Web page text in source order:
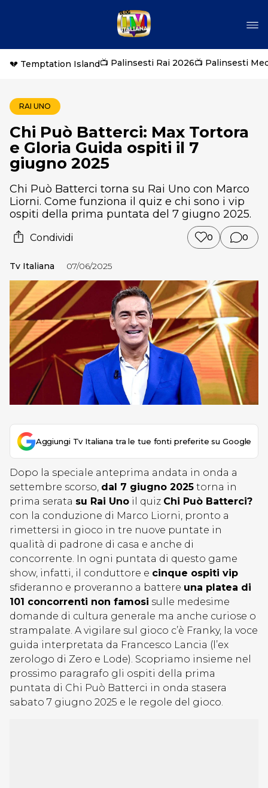
💔 Temptation Island📺 Palinsesti Rai 2026📺 Palinsesti
RAI UNO
Chi Può Batterci: Max Tortora
e Gloria Guida ospiti il 7
giugno 2025
Chi Può Batterci torna su Rai Uno con Marco
Liorni. Come funziona il quiz e chi sono i vip
ospiti della prima puntata del 7 giugno 2025.
Condividi 0 0
Tv Italiana 07/06/2025
Aggiungi Tv Italiana tra le tue fonti preferite su Google
Dopo la speciale anteprima andata in onda a
settembre scorso, dal 7 giugno 2025 torna in
prima serata su Rai Uno il quiz Chi Può Batterci?
con la conduzione di Marco Liorni, pronto a
rimettersi in gioco in tre nuove puntate in
qualità di padrone di casa e anche di
concorrente. In ogni puntata di questo game
show, infatti, il conduttore e cinque ospiti vip
sfideranno e proveranno a battere una platea di
101 concorrenti non famosi sulle medesime
domande di cultura generale ma anche curiose o
strampalate. A vigilare sul gioco c’è Franky, la voce
guida interpretata da Francesco Lancia (l’ex
zerologo di Zero e Lode). Scopriamo insieme nel
prossimo paragrafo gli ospiti della prima
puntata di Chi Può Batterci in onda stasera
sabato 7 giugno 2025 e le regole del gioco.